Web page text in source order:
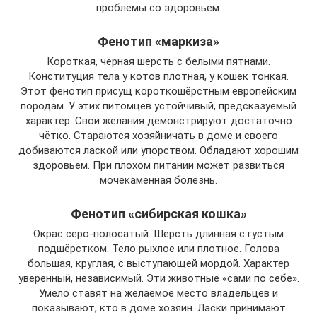
проблемы со здоровьем.
Фенотип «маркиза»
Короткая, чёрная шерсть с белыми пятнами.
Конституция тела у котов плотная, у кошек тонкая.
Этот фенотип присущ короткошёрстным европейским
породам. У этих питомцев устойчивый, предсказуемый
характер. Свои желания демонстрируют достаточно
чётко. Стараются хозяйничать в доме и своего
добиваются лаской или упорством. Обладают хорошим
здоровьем. При плохом питании может развиться
мочекаменная болезнь.
Фенотип «сибирская кошка»
Окрас серо-полосатый. Шерсть длинная с густым
подшёрстком. Тело рыхлое или плотное. Голова
большая, круглая, с выступающей мордой. Характер
уверенный, независимый. Эти животные «сами по себе».
Умело ставят на желаемое место владельцев и
показывают, кто в доме хозяин. Ласки принимают